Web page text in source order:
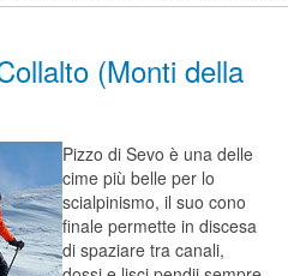
(Monti della
Pizzo di Sevo è una delle
cime più belle per lo
scialpinismo, il suo cono
finale permette in discesa
di spaziare tra canali,